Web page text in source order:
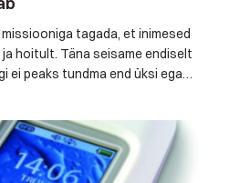
tagada, et inimesed
hoitult. Täna seisame endiselt
ei peaks tundma end üksi ega
Teie igapäevane hool ja
meie tööle tähenduse. Koos